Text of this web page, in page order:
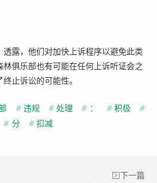
露，他们对加快上诉程序以避免此类
俱乐部也有可能在任何上诉听证会之
止诉讼的可能性。
# 违规 # 处理 # ： # 积极
#
# 分 # 扣减
下一篇